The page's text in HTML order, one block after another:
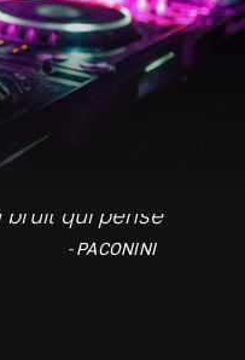
bruit qui pense"
- PACONINI